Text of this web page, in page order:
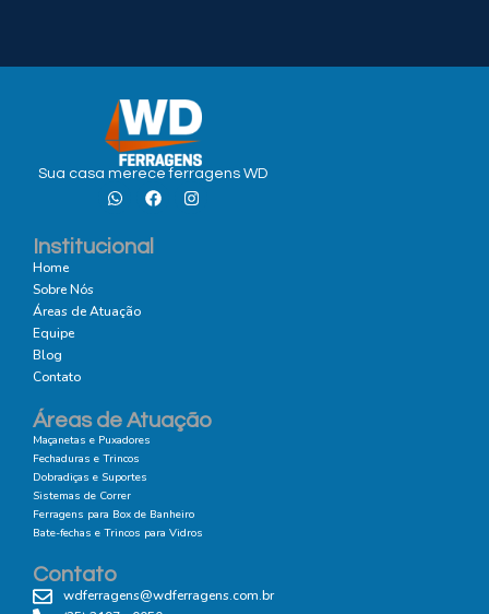
Sua casa merece ferragens WD
Institucional
Home
Sobre Nós
Áreas de Atuação
Equipe
Blog
Contato
Áreas de Atuação
Maçanetas e Puxadores
Fechaduras e Trincos
Dobradiças e Suportes
Sistemas de Correr
Ferragens para Box de Banheiro
Bate-fechas e Trincos para Vidros
Contato
wdferragens@wdferragens.com.br